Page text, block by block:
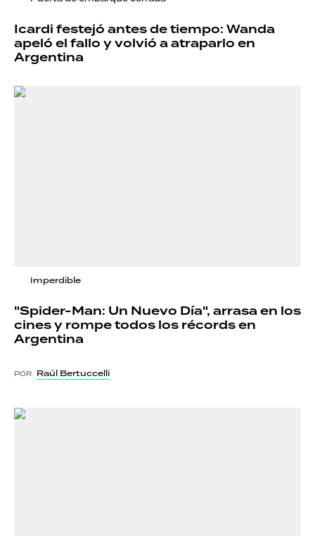
Icardi festejó antes de tiempo: Wanda
apeló el fallo y volvió a atraparlo en
Argentina
Imperdible
"Spider-Man: Un Nuevo Día", arrasa en los
cines y rompe todos los récords en
Argentina
POR Raúl Bertuccelli